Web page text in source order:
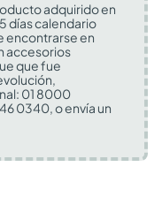
adquirido en
días calendario
encontrarse en
accesorios
que fue
01 8000
0340, o envía un